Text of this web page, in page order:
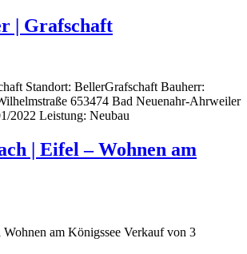
| Grafschaft
Standort: BellerGrafschaft Bauherr:
653474 Bad Neuenahr-Ahrweiler
2022 Leistung: Neubau
| Eifel – Wohnen am
am Königssee Verkauf von 3